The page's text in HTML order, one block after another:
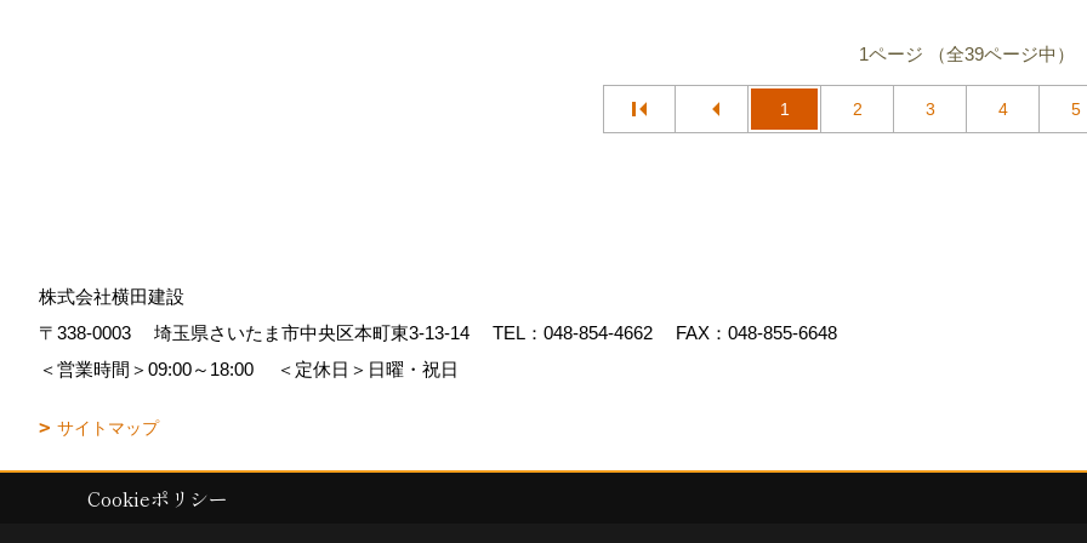
1ページ （全39ページ中）
1 2 3 4 5
株式会社横田建設
〒338-0003
埼玉県さいたま市中央区本町東3-13-14 TEL： 048-854-4662
FAX：048-855-6648
＜営業時間＞09:00～18:00
＜定休日＞日曜・祝日
サイトマップ
Copyright (c) YOKOTA Kensetsu Co.,Ltd. All Rights Reserved.
Cookieポリシー